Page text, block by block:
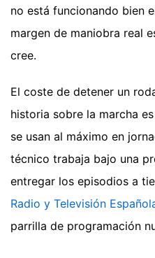
no está funcionando bien
margen de maniobra real
cree.
El coste de detener un
historia sobre la marcha
se usan al máximo en
técnico trabaja bajo una
entregar los episodios a
Radio y Televisión
parrilla de programación